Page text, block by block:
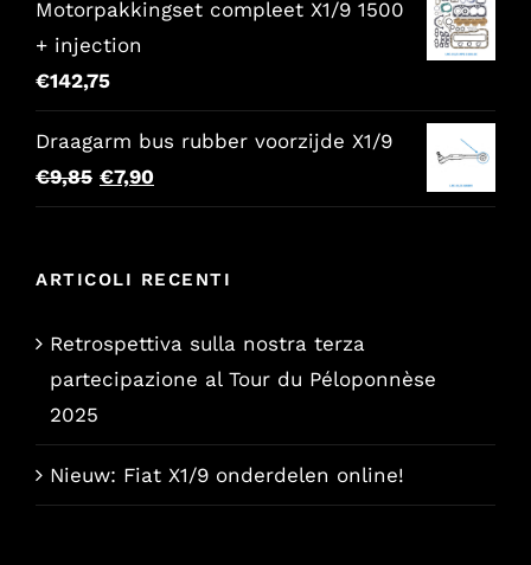
Motorpakkingset compleet X1/9 1500
+ injection
€142,75
Draagarm bus rubber voorzijde X1/9
€9,85 Il
prezzo
era:
€7,90Il
prezzo
è:
ARTICOLI RECENTI
Retrospettiva sulla nostra terza
partecipazione al Tour du Péloponnèse
2025
Nieuw: Fiat X1/9 onderdelen online!